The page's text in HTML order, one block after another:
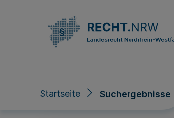
Startseite Suchergebnisse